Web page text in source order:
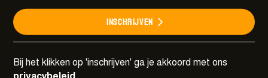
Inschrijven
Bij het klikken op 'inschrijven' ga je akkoord met ons